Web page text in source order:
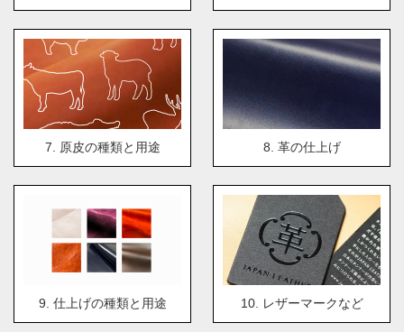
7. 原皮の種類と用途 8. 革の仕上げ
9. 仕上げの種類と用途 10. レザーマークなど